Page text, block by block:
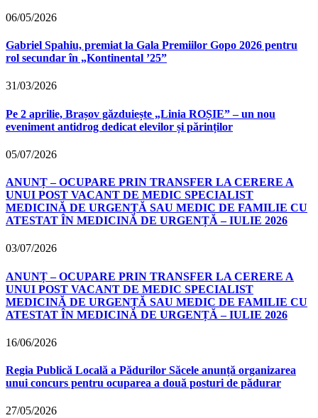
06/05/2026
Gabriel Spahiu, premiat la Gala Premiilor Gopo 2026 pentru
rol secundar în „Kontinental ’25”
31/03/2026
Pe 2 aprilie, Brașov găzduiește „Linia ROȘIE” – un nou
eveniment antidrog dedicat elevilor și părinților
05/07/2026
ANUNȚ – OCUPARE PRIN TRANSFER LA CERERE A
UNUI POST VACANT DE MEDIC SPECIALIST
MEDICINĂ DE URGENȚĂ SAU MEDIC DE FAMILIE CU
ATESTAT ÎN MEDICINĂ DE URGENȚĂ – IULIE 2026
03/07/2026
ANUNȚ – OCUPARE PRIN TRANSFER LA CERERE A
UNUI POST VACANT DE MEDIC SPECIALIST
MEDICINĂ DE URGENȚĂ SAU MEDIC DE FAMILIE CU
ATESTAT ÎN MEDICINĂ DE URGENȚĂ – IULIE 2026
16/06/2026
Regia Publică Locală a Pădurilor Săcele anunță organizarea
unui concurs pentru ocuparea a două posturi de pădurar
27/05/2026